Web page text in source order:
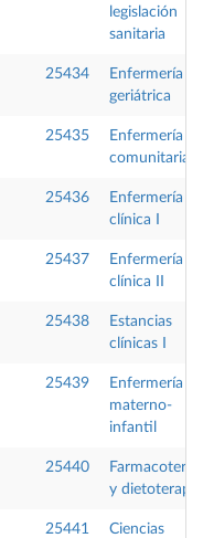
legislación
sanitaria
25434
Enfermería
geriátrica
25435
Enfermería
comunitaria I
25436
Enfermería
clínica I
25437
Enfermería
clínica II
25438
Estancias
clínicas I
25439
Enfermería
materno-
infantil
25440
y dietoterapia
25441
Ciencias